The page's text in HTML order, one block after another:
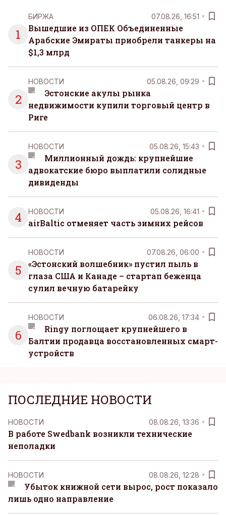
1
БИРЖА 07.08.26, 16:51
Вышедшие из ОПЕК Объединенные
Арабские Эмираты приобрели танкеры на
$1,3 млрд
2
НОВОСТИ 05.08.26, 09:29
Эстонские акулы рынка
недвижимости купили торговый центр в
Риге
3
НОВОСТИ 05.08.26, 15:43
Миллионный дождь: крупнейшие
адвокатские бюро выплатили солидные
дивиденды
4 НОВОСТИ 05.08.26, 16:41
airBaltic отменяет часть зимних рейсов
5
НОВОСТИ 07.08.26, 06:00
«Эстонский волшебник» пустил пыль в
глаза США и Канаде – стартап беженца
сулил вечную батарейку
6
НОВОСТИ 06.08.26, 17:34
Ringy поглощает крупнейшего в
Балтии продавца восстановленных смарт-
устройств
ПОСЛЕДНИЕ НОВОСТИ
НОВОСТИ 08.08.26, 13:36
В работе Swedbank возникли технические
неполадки
НОВОСТИ 08.08.26, 12:28
Убыток книжной сети вырос, рост показало
лишь одно направление